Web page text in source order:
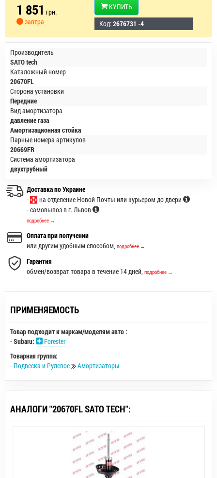
1 851 грн.
завтра
КУПИТЬ
Код:2676731 -4
Производитель
SATO tech
Каталожный номер
20670FL
Сторона установки
Передние
Вид амортизатора
давление газа
Амортизационная стойка
Парные номера артикулов
20669FR
Система амортизатора
двухтрубный
Доставка по Украине
-
на отделение Новой Почты или курьером до двери
- самовывоз в г. Львов
подробнее →
Оплата при получении
или другим удобным способом, подробнее →
Гарантия
обмен/возврат товара в течение 14 дней, подробнее →
ПРИМЕНЯЕМОСТЬ
Товар подходит к маркам/моделям авто :
-Subaru:
Forester
Товарная группа:
- Подвеска и Рулевое Амортизаторы
АНАЛОГИ "20670FL SATO TECH":